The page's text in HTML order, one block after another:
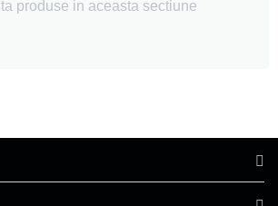
produse in aceasta sectiune